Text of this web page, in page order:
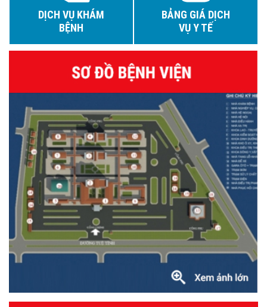
DỊCH VỤ KHÁM
BỆNH
BẢNG GIÁ DỊCH
VỤ Y TẾ